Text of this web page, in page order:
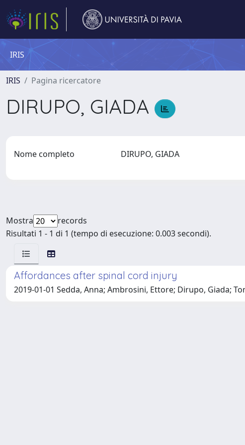
IRIS
IRIS Pagina ricercatore
DIRUPO, GIADA
Nome completo DIRUPO, GIADA
Mostra
records
Risultati 1 - 1 di 1 (tempo di esecuzione: 0.003 secondi).
Affordances after spinal cord injury
2019-01-01 Sedda, Anna; Ambrosini, Ettore; Dirupo, Giada;